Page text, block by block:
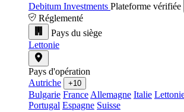
Debitum Investments Plateforme vérifiée
Réglementé
Pays du siège
Lettonie
Pays d'opération
Autriche
+10
Bulgarie France Allemagne Italie
Portugal Espagne Suisse